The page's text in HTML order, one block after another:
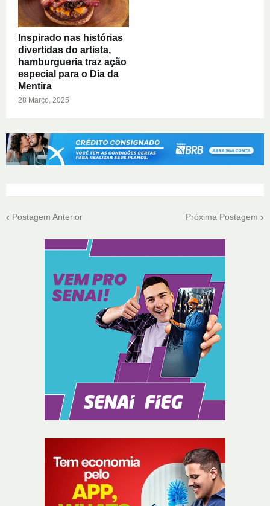
Inspirado nas histórias
divertidas do artista,
hamburgueria traz ação
especial para o Dia da
Mentira
28 Março, 2025
Postagem Anterior Próxima Postagem